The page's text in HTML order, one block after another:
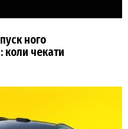
ного
коли чекати